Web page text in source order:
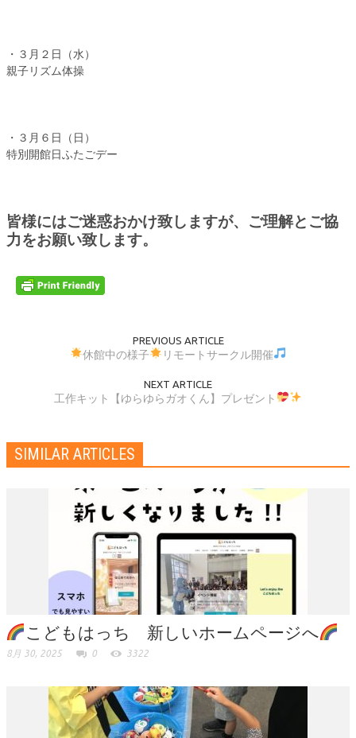
・３月２日（水）
親子リズム体操
・３月６日（日）
特別開館日ふたごデー
皆様にはご迷惑おかけ致しますが、ご理解とご協
力をお願い致します。
PREVIOUS ARTICLE
休館中の様子 リモートサークル開催
NEXT ARTICLE
工作キット【ゆらゆらガオくん】プレゼント
SIMILAR ARTICLES
こどもはっち 新しいホームページへ
8月 30, 2025 0 3322